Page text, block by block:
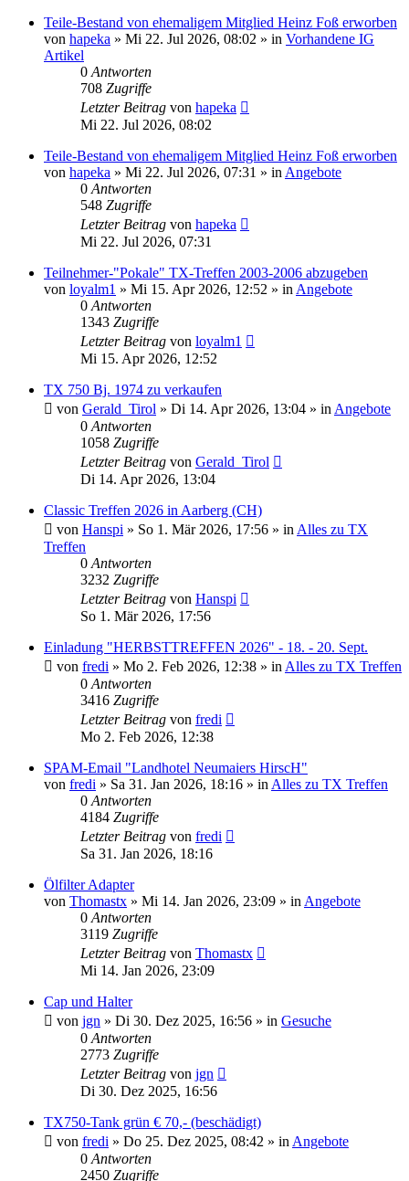
Teile-Bestand von ehemaligem Mitglied Heinz Foß erworben
von hapeka » Mi 22. Jul 2026, 08:02 » in Vorhandene IG
Artikel
0 Antworten
708 Zugriffe
Letzter Beitrag von hapeka
Mi 22. Jul 2026, 08:02
Teile-Bestand von ehemaligem Mitglied Heinz Foß erworben
von hapeka » Mi 22. Jul 2026, 07:31 » in Angebote
0 Antworten
548 Zugriffe
Letzter Beitrag von hapeka
Mi 22. Jul 2026, 07:31
Teilnehmer-"Pokale" TX-Treffen 2003-2006 abzugeben
von loyalm1 » Mi 15. Apr 2026, 12:52 » in Angebote
0 Antworten
1343 Zugriffe
Letzter Beitrag von loyalm1
Mi 15. Apr 2026, 12:52
TX 750 Bj. 1974 zu verkaufen
von Gerald_Tirol » Di 14. Apr 2026, 13:04 » in Angebote
0 Antworten
1058 Zugriffe
Letzter Beitrag von Gerald_Tirol
Di 14. Apr 2026, 13:04
Classic Treffen 2026 in Aarberg (CH)
von Hanspi » So 1. Mär 2026, 17:56 » in Alles zu TX
Treffen
0 Antworten
3232 Zugriffe
Letzter Beitrag von Hanspi
So 1. Mär 2026, 17:56
Einladung "HERBSTTREFFEN 2026" - 18. - 20. Sept.
von fredi » Mo 2. Feb 2026, 12:38 » in Alles zu TX Treffen
0 Antworten
3416 Zugriffe
Letzter Beitrag von fredi
Mo 2. Feb 2026, 12:38
SPAM-Email "Landhotel Neumaiers HirscH"
von fredi » Sa 31. Jan 2026, 18:16 » in Alles zu TX Treffen
0 Antworten
4184 Zugriffe
Letzter Beitrag von fredi
Sa 31. Jan 2026, 18:16
Ölfilter Adapter
von Thomastx » Mi 14. Jan 2026, 23:09 » in Angebote
0 Antworten
3119 Zugriffe
Letzter Beitrag von Thomastx
Mi 14. Jan 2026, 23:09
Cap und Halter
von jgn » Di 30. Dez 2025, 16:56 » in Gesuche
0 Antworten
2773 Zugriffe
Letzter Beitrag von jgn
Di 30. Dez 2025, 16:56
TX750-Tank grün € 70,- (beschädigt)
von fredi » Do 25. Dez 2025, 08:42 » in Angebote
0 Antworten
2450 Zugriffe